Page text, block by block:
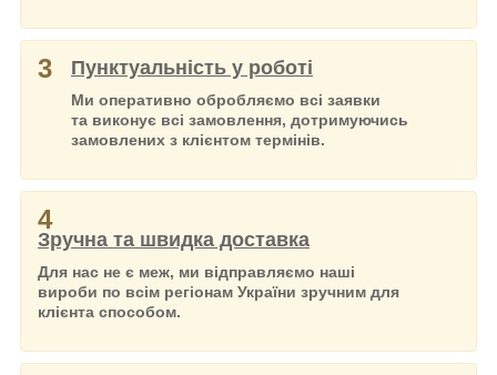
3 Пунктуальність у роботі
Ми оперативно обробляємо всі заявки
та виконує всі замовлення, дотримуючись
замовлених з клієнтом термінів.
4
Зручна та швидка доставка
Для нас не є меж, ми відправляємо наші
вироби по всім регіонам України зручним для
клієнта способом.